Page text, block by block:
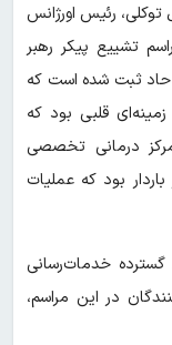
رئیس اورژانس
تشییع پیکر رهبر
لحظه، ۲ مورد مورد حاد ثبت شده است که
قلبی بود که
مرکز درمانی تخصصی
بود که عملیات
گسترده خدمات‌رسانی
نفر از شرکت‌کنندگان در این مراسم،